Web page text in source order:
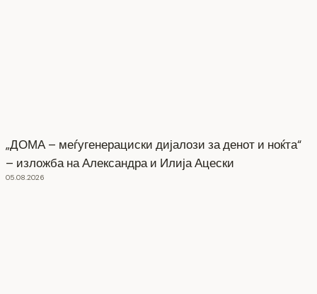
„ДОМА – меѓугенерациски дијалози за денот и ноќта“
– изложба на Александра и Илија Ацески
05.08.2026